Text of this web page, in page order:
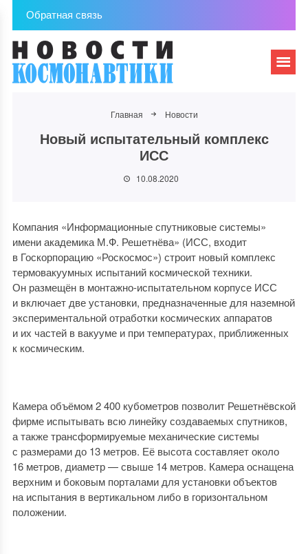
Обратная связь
Главная Новости
Новый испытательный комплекс
ИСС
10.08.2020
Компания «Информационные спутниковые системы»
имени академика М.Ф. Решетнёва» (ИСС, входит
в Госкорпорацию «Роскосмос») строит новый комплекс
термовакуумных испытаний космической техники.
Он размещён в монтажно-испытательном корпусе ИСС
и включает две установки, предназначенные для наземной
экспериментальной отработки космических аппаратов
и их частей в вакууме и при температурах, приближенных
к космическим.
Камера объёмом 2 400 кубометров позволит Решетнёвской
фирме испытывать всю линейку создаваемых спутников,
а также трансформируемые механические системы
с размерами до 13 метров. Её высота составляет около
16 метров, диаметр — свыше 14 метров. Камера оснащена
верхним и боковым порталами для установки объектов
на испытания в вертикальном либо в горизонтальном
положении.